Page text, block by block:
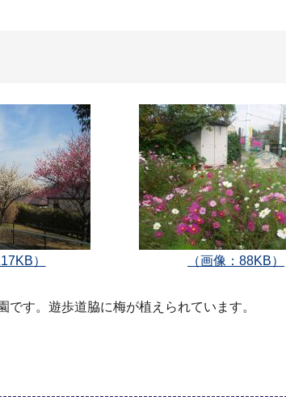
） （画像：88KB）
す。遊歩道脇に梅が植えられています。